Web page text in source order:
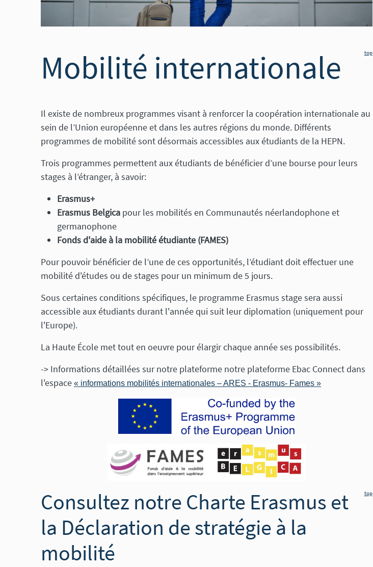
top
Mobilité internationale
Il existe de nombreux programmes visant à renforcer la coopération internationale au
sein de l’Union européenne et dans les autres régions du monde. Différents
programmes de mobilité sont désormais accessibles aux étudiants de la HEPN.
Trois programmes permettent aux étudiants de bénéficier d’une bourse pour leurs
stages à l’étranger, à savoir:
Erasmus+
Erasmus Belgica pour les mobilités en Communautés néerlandophone et
germanophone
Fonds d'aide à la mobilité étudiante (FAMES)
Pour pouvoir bénéficier de l’une de ces opportunités, l’étudiant doit effectuer une
mobilité d'études ou de stages pour un minimum de 5 jours.
Sous certaines conditions spécifiques, le programme Erasmus stage sera aussi
accessible aux étudiants durant l'année qui suit leur diplomation (uniquement pour
l'Europe).
La Haute École met tout en oeuvre pour élargir chaque année ses possibilités.
-> Informations détaillées sur notre plateforme notre plateforme Ebac Connect dans
l'espace « informations mobilités internationales – ARES - Erasmus- Fames »
top
Consultez notre Charte Erasmus et
la Déclaration de stratégie à la
mobilité